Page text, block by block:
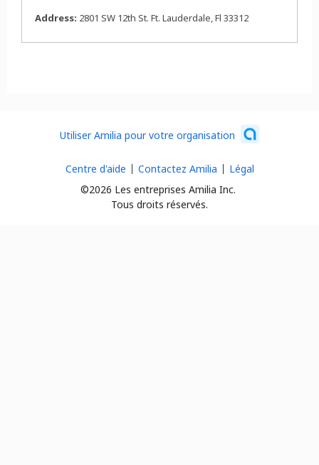
Address: 2801 SW 12th St. Ft. Lauderdale, Fl 33312
Utiliser Amilia pour votre organisation
©2026 Les entreprises Amilia Inc.
Tous droits réservés.
Centre d'aide Contactez Amilia Légal